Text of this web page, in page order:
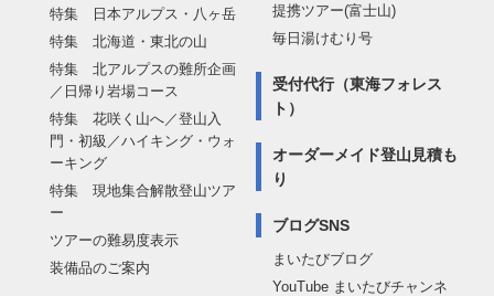
特集 日本アルプス・八ヶ岳
特集 北海道・東北の山
特集 北アルプスの難所企画
／日帰り岩場コース
特集 花咲く山へ／登山入
門・初級／ハイキング・ウォ
ーキング
特集 現地集合解散登山ツア
ー
ツアーの難易度表示
装備品のご案内
提携ツアー(富士山)
毎日湯けむり号
受付代行（東海フォレス
ト）
オーダーメイド登山見積も
り
ブログSNS
まいたびブログ
YouTube まいたびチャンネ